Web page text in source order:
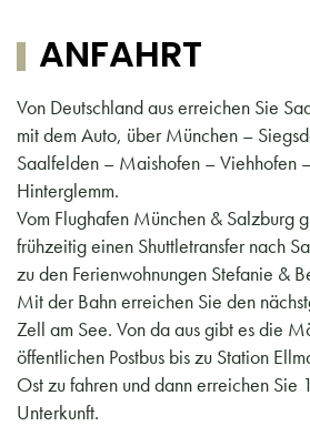
ANFAHRT
Von Deutschland aus erreichen Sie
mit dem Auto, über München –
Saalfelden – Maishofen – Viehhofen
Hinterglemm.
Vom Flughafen München & Salzburg
frühzeitig einen Shuttletransfer nach
zu den Ferienwohnungen Stefanie &
Mit der Bahn erreichen Sie den
Zell am See. Von da aus gibt es die
öffentlichen Postbus bis zu Station
Ost zu fahren und dann erreichen Sie
Unterkunft.